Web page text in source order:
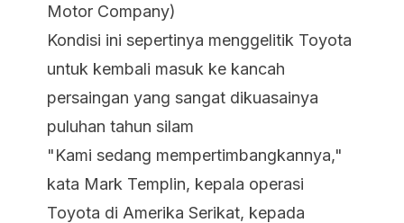
Motor Company)
Kondisi ini sepertinya menggelitik Toyota
untuk kembali masuk ke kancah
persaingan yang sangat dikuasainya
puluhan tahun silam
"Kami sedang mempertimbangkannya,"
kata Mark Templin, kepala operasi
Toyota di Amerika Serikat, kepada